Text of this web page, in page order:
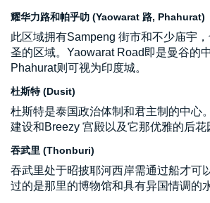
耀华力路和帕乎叻 (Yaowarat 路, Phahurat)
此区域拥有Sampeng 街市和不少庙宇
圣的区域。Yaowarat Road即是曼谷的
Phahurat则可视为印度城。
杜斯特 (Dusit)
杜斯特是泰国政治体制和君主制的中心
建设和Breezy 宫殿以及它那优雅的后花
吞武里 (Thonburi)
吞武里处于昭披耶河西岸需通过船才可
过的是那里的博物馆和具有异国情调的